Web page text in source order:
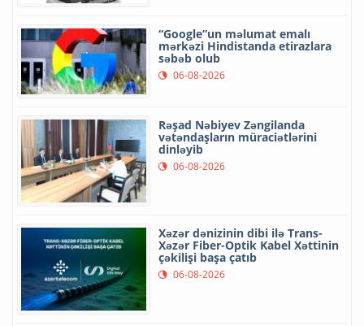
“Google”un məlumat emalı
mərkəzi Hindistanda etirazlara
səbəb olub
06-08-2026
Rəşad Nəbiyev Zəngilanda
vətəndaşların müraciətlərini
dinləyib
06-08-2026
Xəzər dənizinin dibi ilə Trans-
Xəzər Fiber-Optik Kabel Xəttinin
çəkilişi başa çatıb
06-08-2026